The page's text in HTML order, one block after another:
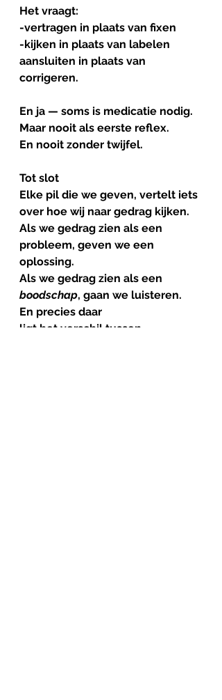
Het vraagt:
-vertragen in plaats van fixen
-kijken in plaats van labelen
aansluiten in plaats van
corrigeren.
En ja — soms is medicatie nodig.
Maar nooit als eerste reflex.
En nooit zonder twijfel.
Tot slot
Elke pil die we geven, vertelt iets
over hoe wij naar gedrag kijken.
Als we gedrag zien als een
probleem, geven we een
oplossing.
Als we gedrag zien als een
boodschap, gaan we luisteren.
En precies daar
ligt het verschil tussen